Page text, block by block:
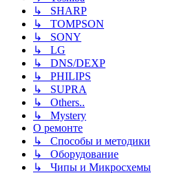
↳ SHARP
↳ TOMPSON
↳ SONY
↳ LG
↳ DNS/DEXP
↳ PHILIPS
↳ SUPRA
↳ Others..
↳ Mystery
О ремонте
↳ Способы и методики
↳ Оборудование
↳ Чипы и Микросхемы